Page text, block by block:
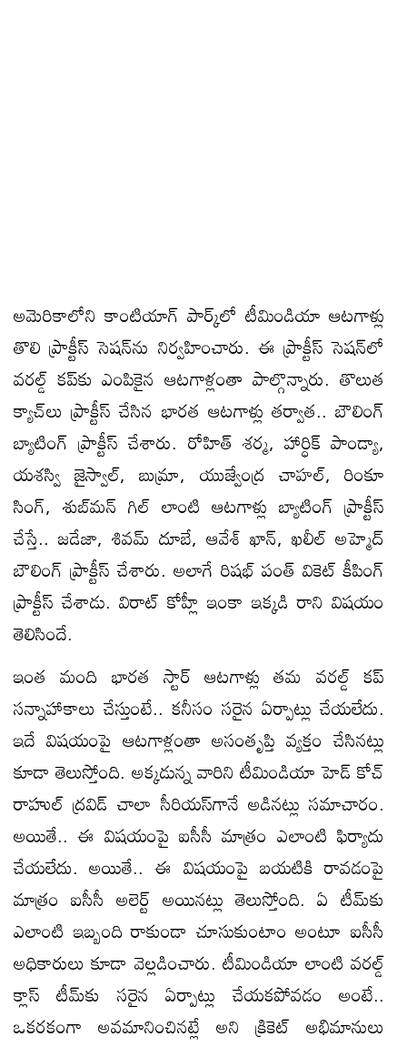
అమెరికాలోని కాంటియాగ్ పార్క్‌లో టీమిండియా ఆటగాళ్లు
తొలి ప్రాక్టీస్‌ సెషన్‌ను నిర్వహించారు. ఈ ప్రాక్టీస్‌ సెషన్‌లో
వరల్డ్‌ కప్‌కు ఎంపికైన ఆటగాళ్లంతా పాల్గొన్నారు. తొలుత
క్యాచ్‌లు ప్రాక్టీస్‌ చేసిన భారత ఆటగాళ్లు తర్వాత.. బౌలింగ్‌
బ్యాటింగ్‌ ప్రాక్టీస్‌ చేశారు. రోహిత్‌ శర్మ, హార్ధిక్‌ పాండ్యా,
యశస్వి జైస్వాల్‌, బుమ్రా, యుజ్వేంద్ర చాహల్‌, రింకూ
సింగ్‌, శుబ్‌మన్‌ గిల్‌ లాంటి ఆటగాళ్లు బ్యాటింగ్‌ ప్రాక్టీస్‌
చేస్తే.. జడేజా, శివమ్‌ దూబే, ఆవేశ్‌ ఖాన్‌, ఖలీల్‌ అహ్మెద్‌
బౌలింగ్‌ ప్రాక్టీస్‌ చేశారు. అలాగే రిషభ్‌ పంత్‌ వికెట్‌ కీపింగ్‌
ప్రాక్టీస్‌ చేశాడు. విరాట్‌ కోహ్లీ ఇంకా ఇక్కడి రాని విషయం
తెలిసిందే.
ఇంత మంది భారత స్టార్‌ ఆటగాళ్లు తమ వరల్డ్‌ కప్‌
సన్నాహాకాలు చేస్తుంటే.. కనీసం సరైన ఏర్పాట్లు చేయలేదు.
ఇదే విషయంపై ఆటగాళ్లంతా అసంతృప్తి వ్యక్తం చేసినట్లు
కూడా తెలుస్తోంది. అక్కడున్న వారిని టీమిండియా హెడ్‌ కోచ్‌
రాహుల్‌ ద్రవిడ్‌ చాలా సీరియస్‌గానే అడినట్లు సమాచారం.
అయితే.. ఈ విషయంపై ఐసీసీ మాత్రం ఎలాంటి ఫిర్యాదు
చేయలేదు. అయితే.. ఈ విషయంపై బయటికి రావడంపై
మాత్రం ఐసీసీ అలెర్ట్‌ అయినట్లు తెలుస్తోంది. ఏ టీమ్‌కు
ఎలాంటి ఇబ్బంది రాకుండా చూసుకుంటాం అంటూ ఐసీసీ
అధికారులు కూడా వెల్లడించారు. టీమిండియా లాంటి వరల్డ్‌
క్లాస్‌ టీమ్‌కు సరైన ఏర్పాట్లు చేయకపోవడం అంటే..
ఒకరకంగా అవమానించినట్లే అని క్రికెట్‌ అభిమానులు